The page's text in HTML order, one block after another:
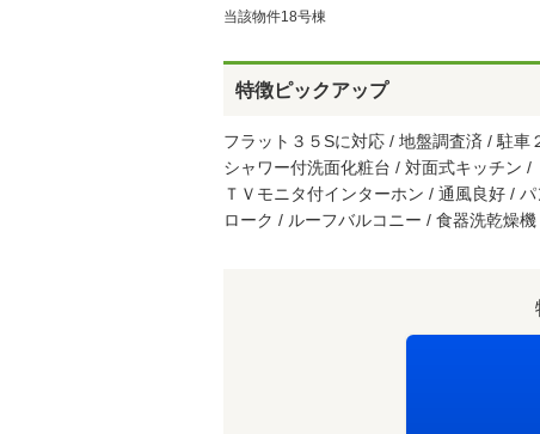
当該物件18号棟
特徴ピックアップ
フラット３５Sに対応 / 地盤調査済 / 駐
シャワー付洗面化粧台 / 対面式キッチン
ＴＶモニタ付インターホン / 通風良好 /
ローク / ルーフバルコニー / 食器洗乾燥